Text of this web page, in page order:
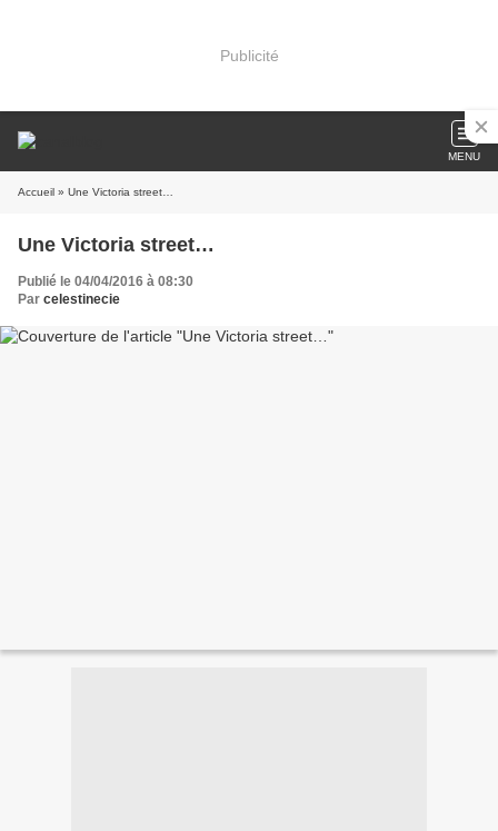
Publicité
MENU
Accueil » Une Victoria street…
Une Victoria street…
Publié le 04/04/2016 à 08:30
Par celestinecie